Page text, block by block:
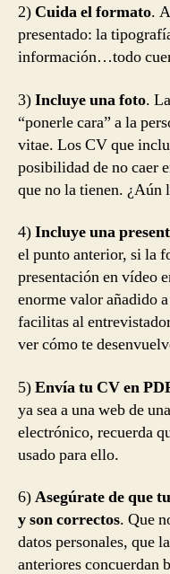
2) Cuida el formato.
presentado: la
información…todo
3)Incluye una foto.
“ponerle cara” a la
vitae. Los CV que
posibilidad de no caer
que no la tienen. ¿Aún
4)Incluye una
el punto anterior, si la
presentación en vídeo
enorme valor añadido
facilitas al
ver cómo te
5)Envía tu CV en
ya sea a una web de
electrónico, recuerda
usado para ello.
6)Asegúrate de que
y son correctos. Que
datos personales, que
anteriores concuerdan